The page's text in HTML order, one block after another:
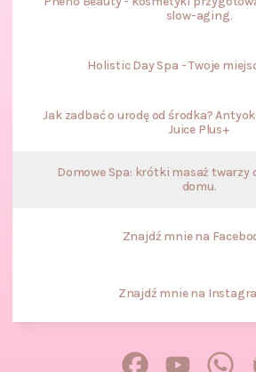
slow-aging.
Holistic Day Spa - Twoje
Jak zadbać o urodę od środka?
Juice Plus+
Domowe Spa: krótki masaż twarzy
domu.
Znajdź mnie na
Znajdź mnie na